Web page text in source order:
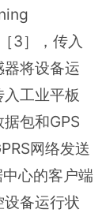
3］，传入
将设备运
工业平板
包和GPS
网络发送
心的客户端
备运行状